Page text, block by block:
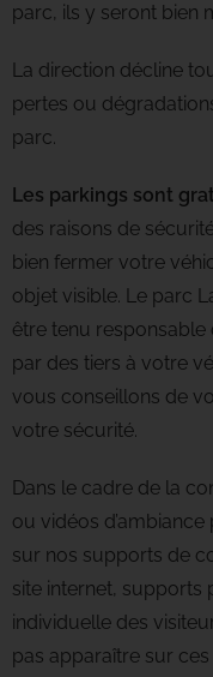
parc, ils y seront bien
La direction décline
pertes ou
parc.
Les parkings sont
des raisons de
bien fermer votre
objet visible. Le parc
être tenu
par des tiers à votre
vous conseillons de
votre sécurité.
Dans le cadre de la
ou vidéos
sur nos supports de
site internet, supports
individuelle des
pas apparaître sur